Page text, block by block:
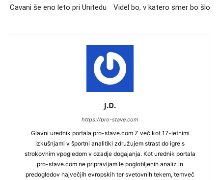
Cavani še eno leto pri Unitedu Videl bo, v katero smer bo šlo
J.D.
https://pro-stave.com
Glavni urednik portala pro-stave.com Z več kot 17-letnimi
izkušnjami v športni analitiki združujem strast do igre s
strokovnim vpogledom v ozadje dogajanja. Kot urednik portala
pro-stave.com ne pripravljam le poglobljenih analiz in
predogledov največjih evropskih ter svetovnih tekem, temveč